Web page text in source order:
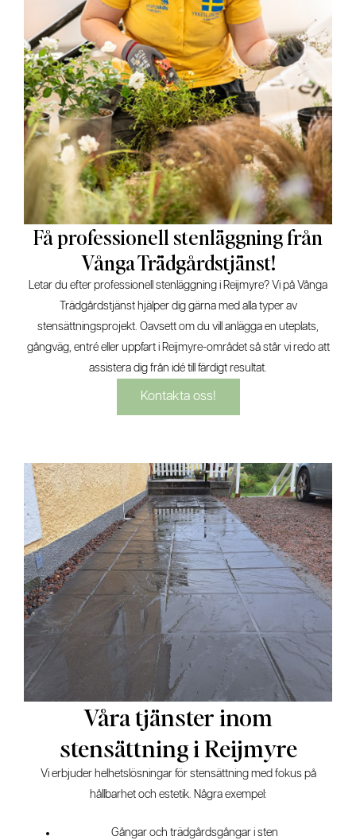
Få professionell stenläggning från
Vånga Trädgårdstjänst!
Letar du efter professionell stenläggning i Reijmyre? Vi på Vånga
Trädgårdstjänst hjälper dig gärna med alla typer av
stensättningsprojekt. Oavsett om du vill anlägga en uteplats,
gångväg, entré eller uppfart i Reijmyre-området så står vi redo att
assistera dig från idé till färdigt resultat.
Kontakta oss!
Våra tjänster inom
stensättning i Reijmyre
Vi erbjuder helhetslösningar för stensättning med fokus på
hållbarhet och estetik. Några exempel:
Gångar och trädgårdsgångar i sten